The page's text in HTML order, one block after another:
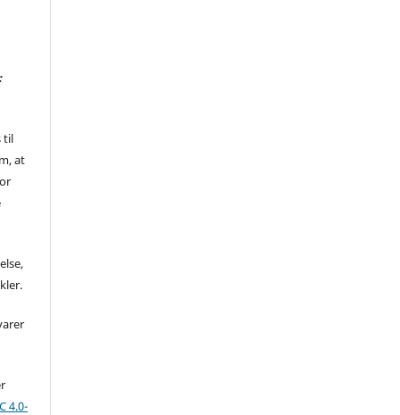
til
at
4.0-